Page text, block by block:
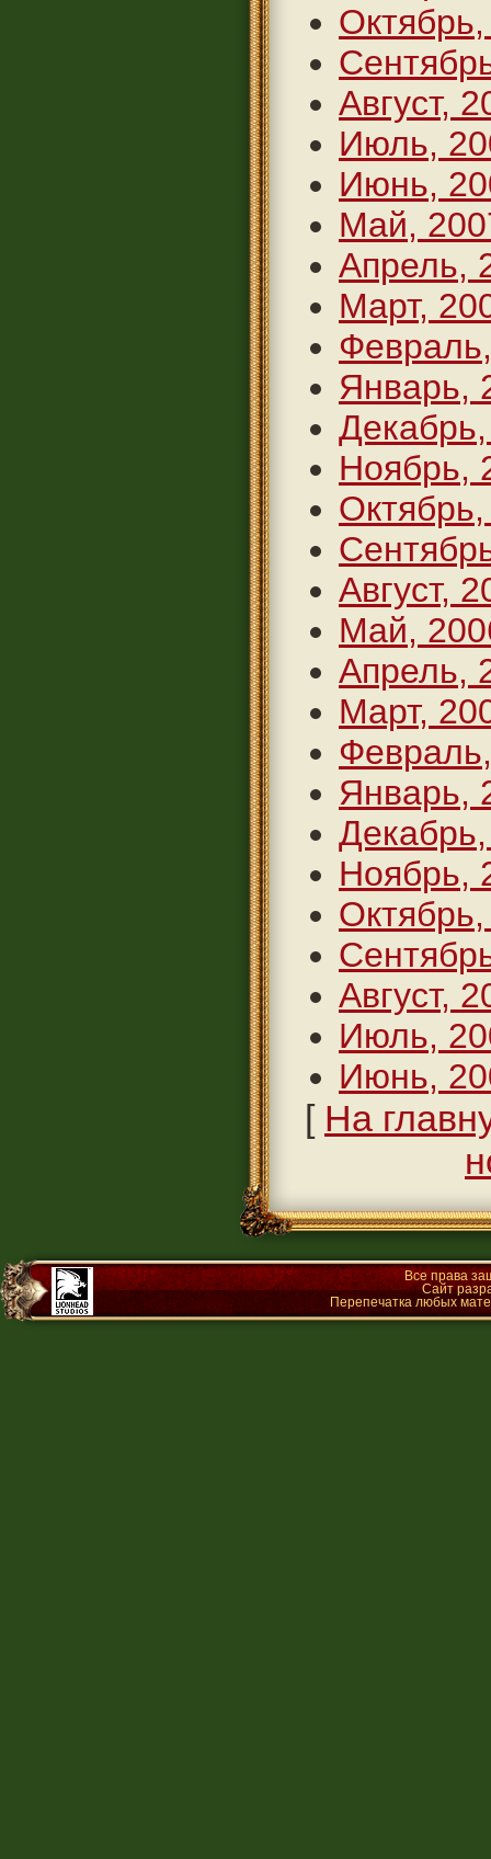
Август,
Июль,
Июнь,
Май,
Апрель,
Март,
Январь,
Ноябрь,
Август,
Май,
Апрель,
Март,
Январь,
Ноябрь,
Август,
Июль,
Июнь,
[ На
Все права
Сайт
Перепечатка любых